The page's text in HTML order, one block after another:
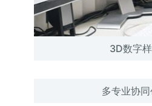
3D数字
多专业协